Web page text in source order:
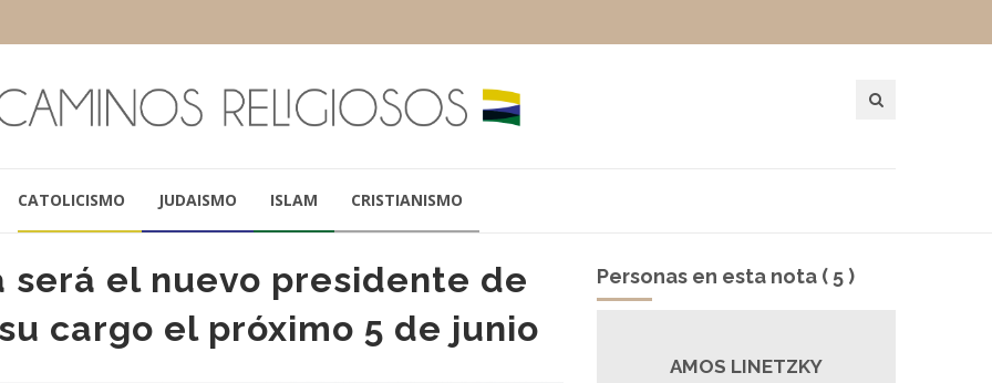
CATOLICISMO JUDAISMO ISLAM CRISTIANISMO
será el nuevo presidente de
cargo el próximo 5 de junio
Personas en esta nota ( 5 )
AMOS LINETZKY